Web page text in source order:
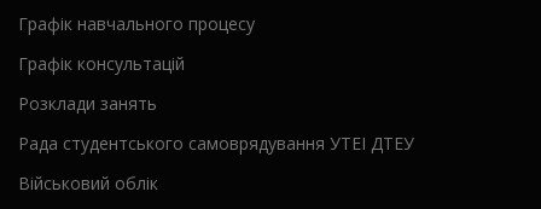
Графік навчального процесу
Графік консультацій
Розклади занять
Рада студентського самоврядування УТЕІ ДТЕУ
Військовий облік